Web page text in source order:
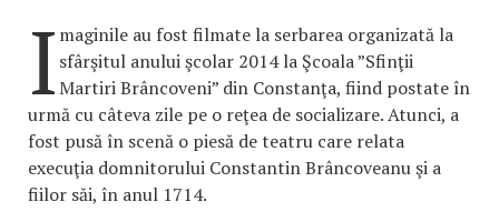
I maginile au fost filmate la serbarea organizată la
sfârşitul anului şcolar 2014 la Şcoala ”Sfinţii
Martiri Brâncoveni” din Constanţa, fiind postate în
urmă cu câteva zile pe o reţea de socializare. Atunci, a
fost pusă în scenă o piesă de teatru care relata
execuţia domnitorului Constantin Brâncoveanu şi a
fiilor săi, în anul 1714.